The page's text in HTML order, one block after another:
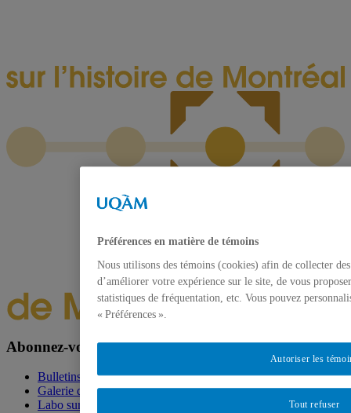
Abonnez-vous à notre bulletin
Bulletins électroniques
Galerie de photos
Labo sur Facebook
Préférences en matière de témoins
Nous utilisons des témoins (cookies) afin de collecter
d’améliorer votre expérience sur le site, de vous
statistiques de fréquentation, etc. Vous pouvez
« Préférences ».
Tout refuser
Autoriser les